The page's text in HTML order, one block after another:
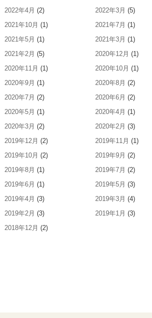
2022年4月 (2) 2022年3月 (5)
2021年10月 (1) 2021年7月 (1)
2021年5月 (1) 2021年3月 (1)
2021年2月 (5) 2020年12月 (1)
2020年11月 (1) 2020年10月 (1)
2020年9月 (1) 2020年8月 (2)
2020年7月 (2) 2020年6月 (2)
2020年5月 (1) 2020年4月 (1)
2020年3月 (2) 2020年2月 (3)
2019年12月 (2) 2019年11月 (1)
2019年10月 (2) 2019年9月 (2)
2019年8月 (1) 2019年7月 (2)
2019年6月 (1) 2019年5月 (3)
2019年4月 (3) 2019年3月 (4)
2019年2月 (3) 2019年1月 (3)
2018年12月 (2)